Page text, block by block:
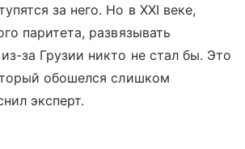
за него. Но в XXI веке,
паритета, развязывать
за Грузии никто не стал бы. Это
обошелся слишком
эксперт.